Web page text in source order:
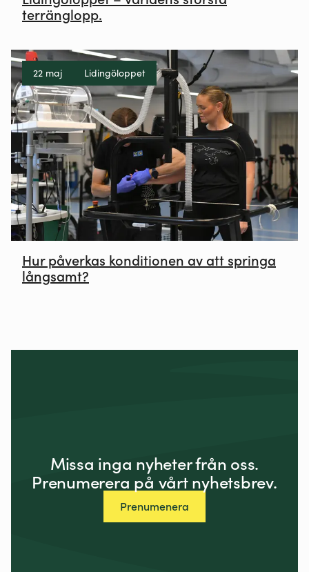
terränglopp.
22 maj Lidingöloppet
Hur påverkas konditionen av att springa
långsamt?
Missa inga nyheter från oss.
Prenumerera på vårt nyhetsbrev.
Prenumenera